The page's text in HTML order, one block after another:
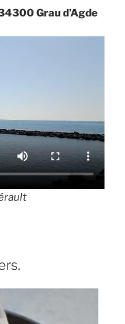
Grau d’Agde